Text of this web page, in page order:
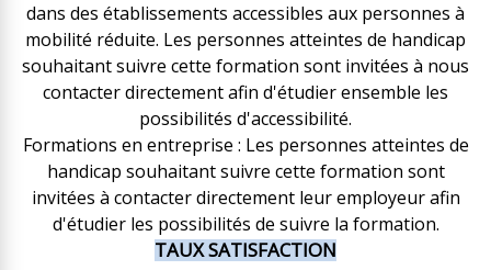
dans des établissements accessibles aux personnes à
mobilité réduite. Les personnes atteintes de handicap
souhaitant suivre cette formation sont invitées à nous
contacter directement afin d'étudier ensemble les
possibilités d'accessibilité.
Formations en entreprise : Les personnes atteintes de
handicap souhaitant suivre cette formation sont
invitées à contacter directement leur employeur afin
d'étudier les possibilités de suivre la formation.
TAUX SATISFACTION